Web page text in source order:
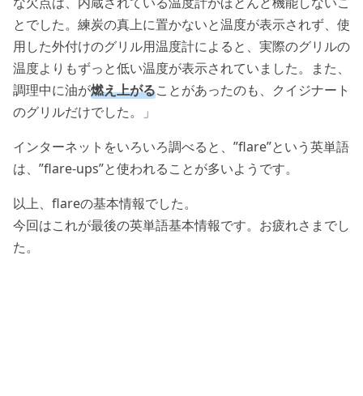
とでした。練炭の真上に置かないと温度が表示されず、使
用した外付けのグリル用温度計によると、実際のグリルの
温度よりもずっと低い温度が表示されていました。また、
調理中に油が燃え上がることがあったのも、クイジナート
のグリルだけでした。」
インターネットをいろいろ調べると、”flare”という英単語
は、”flare-ups”と使われることが多いようです。
以上、flareの基本情報でした。
今回はこれが最後の英単語基本情報です。お疲れさまでし
た。